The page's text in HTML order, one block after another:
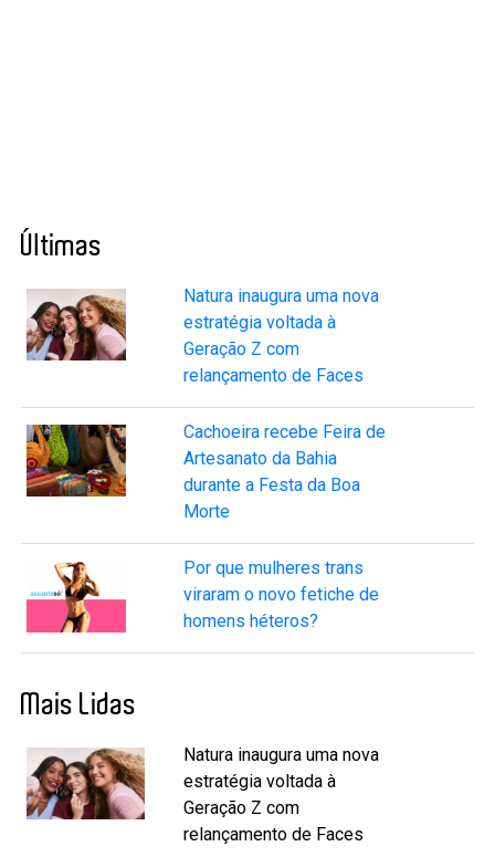
Últimas
Natura inaugura uma nova
estratégia voltada à
Geração Z com
relançamento de Faces
Cachoeira recebe Feira de
Artesanato da Bahia
durante a Festa da Boa
Morte
Por que mulheres trans
viraram o novo fetiche de
homens héteros?
Mais Lidas
Natura inaugura uma nova
estratégia voltada à
Geração Z com
relançamento de Faces